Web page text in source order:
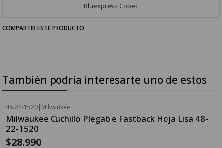
Bluexpress Copec.
COMPARTIR ESTE PRODUCTO
También podría interesarte uno de estos
48-22-1520| Milwaukee
Milwaukee Cuchillo Plegable Fastback Hoja Lisa 48-
22-1520
$28.990